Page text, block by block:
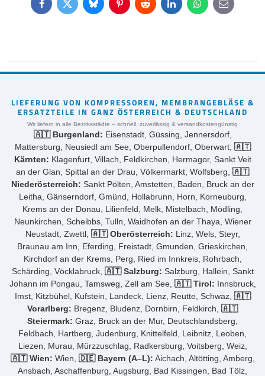
FacebookTwitterBlueskyPinterestReddit LinkedInWhatsApp
E-
mail
LIEFERUNG VON KOMPRESSOREN, MEMBRANGEBLÄSE &
ERSATZTEILE IN GANZ ÖSTERREICH & DEUTSCHLAND
Wir liefern in alle Bezirksstädte – schnell, zuverlässig & versandkostengünstig
🇦🇹 Burgenland: Eisenstadt, Güssing, Jennersdorf,
Mattersburg, Neusiedl am See, Oberpullendorf, Oberwart, 🇦🇹
Kärnten: Klagenfurt, Villach, Feldkirchen, Hermagor, Sankt Veit
an der Glan, Spittal an der Drau, Völkermarkt, Wolfsberg, 🇦🇹
Niederösterreich: Sankt Pölten, Amstetten, Baden, Bruck an der
Leitha, Gänserndorf, Gmünd, Hollabrunn, Horn, Korneuburg,
Krems an der Donau, Lilienfeld, Melk, Mistelbach, Mödling,
Neunkirchen, Scheibbs, Tulln, Waidhofen an der Thaya, Wiener
Neustadt, Zwettl, 🇦🇹 Oberösterreich: Linz, Wels, Steyr,
Braunau am Inn, Eferding, Freistadt, Gmunden, Grieskirchen,
Kirchdorf an der Krems, Perg, Ried im Innkreis, Rohrbach,
Schärding, Vöcklabruck, 🇦🇹 Salzburg: Salzburg, Hallein, Sankt
Johann im Pongau, Tamsweg, Zell am See, 🇦🇹 Tirol: Innsbruck,
Imst, Kitzbühel, Kufstein, Landeck, Lienz, Reutte, Schwaz, 🇦🇹
Vorarlberg: Bregenz, Bludenz, Dornbirn, Feldkirch, 🇦🇹
Steiermark: Graz, Bruck an der Mur, Deutschlandsberg,
Feldbach, Hartberg, Judenburg, Knittelfeld, Leibnitz, Leoben,
Liezen, Murau, Mürzzuschlag, Radkersburg, Voitsberg, Weiz,
🇦🇹 Wien: Wien, 🇩🇪 Bayern (A–L): Aichach, Altötting, Amberg,
Ansbach, Aschaffenburg, Augsburg, Bad Kissingen, Bad Tölz,